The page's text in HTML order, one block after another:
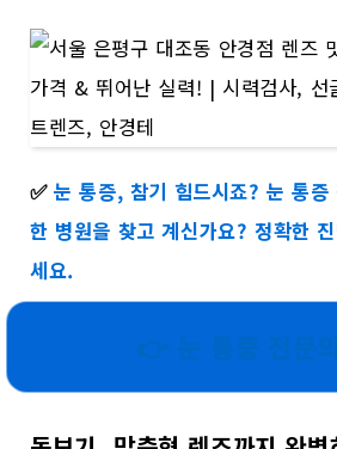
✅눈 통증, 참기 힘드시죠? 눈 통증
한 병원을 찾고 계신가요? 정확한
세요.